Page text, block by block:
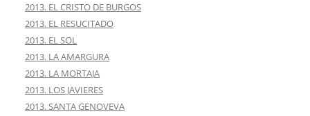
2013. EL CRISTO DE BURGOS
2013. EL RESUCITADO
2013. EL SOL
2013. LA AMARGURA
2013. LA MORTAJA
2013. LOS JAVIERES
2013. SANTA GENOVEVA